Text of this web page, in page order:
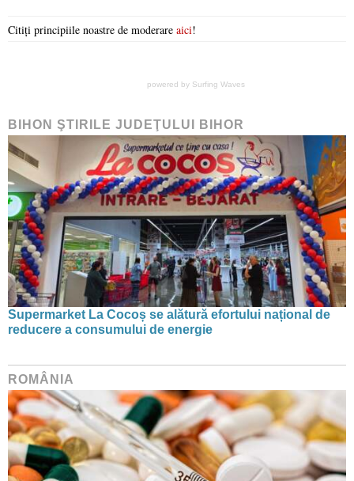
Citiți principiile noastre de moderare aici!
powered by Surfing Waves
BIHON ŞTIRILE JUDEŢULUI BIHOR
Supermarket La Cocoș se alătură efortului național de
reducere a consumului de energie
ROMÂNIA